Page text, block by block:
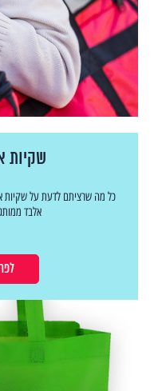
שקיות
כל מה שרציתם לדעת על שקיות
אלבד